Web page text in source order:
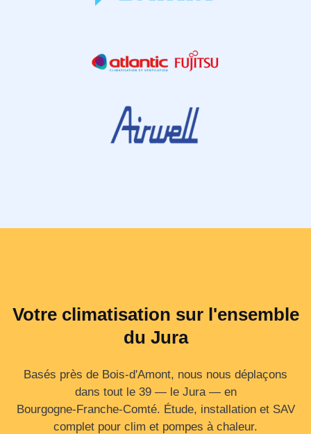
Votre climatisation sur l'ensemble
du Jura
Basés près de Bois-d'Amont, nous nous déplaçons
dans tout le 39 — le Jura — en
Bourgogne‑Franche‑Comté. Étude, installation et SAV
complet pour clim et pompes à chaleur.